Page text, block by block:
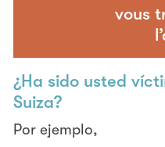
vous
¿Ha sido usted
Suiza?
Por ejemplo,